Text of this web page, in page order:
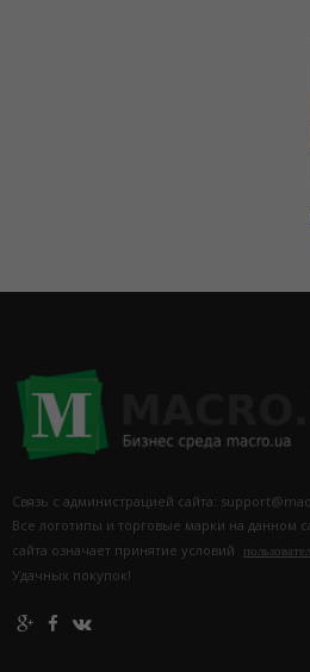
Связь с администрацией сайта:
Все логотипы и торговые марки на данном
сайта означает принятие условий
Удачных покупок!